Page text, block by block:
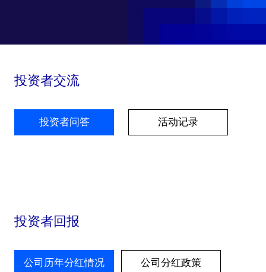
投资者交流
投资者问答 活动记录
投资者回报
公司历年分红情况 公司分红政策